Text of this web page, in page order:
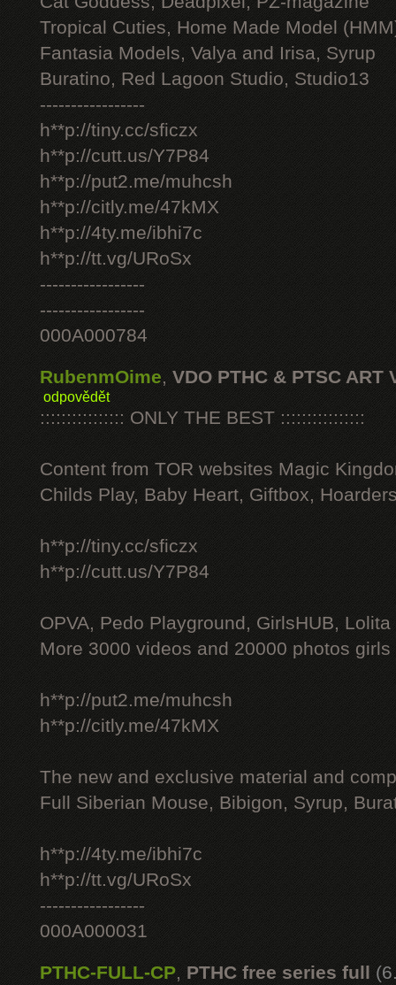
Tropical Cuties, Home Made Model
Fantasia Models, Valya and Irisa, Syrup
Buratino, Red Lagoon Studio, Studio13
-----------------
h**p://tiny.cc/sficzx
h**p://cutt.us/Y7P84
h**p://put2.me/muhcsh
h**p://citly.me/47kMX
h**p://4ty.me/ibhi7c
h**p://tt.vg/URoSx
-----------------
-----------------
000A000784
RubenmOime, VDO PTHC & PTSC ART
odpovědět
:::::::::::::::: ONLY THE BEST ::::::::::::::::
Content from TOR websites Magic
Childs Play, Baby Heart, Giftbox,
h**p://tiny.cc/sficzx
h**p://cutt.us/Y7P84
OPVA, Pedo Playground, GirlsHUB, Lolita
More 3000 videos and 20000 photos
h**p://put2.me/muhcsh
h**p://citly.me/47kMX
The new and exclusive material and
Full Siberian Mouse, Bibigon, Syrup,
h**p://4ty.me/ibhi7c
h**p://tt.vg/URoSx
-----------------
000A000031
PTHC-FULL-CP, PTHC free series full